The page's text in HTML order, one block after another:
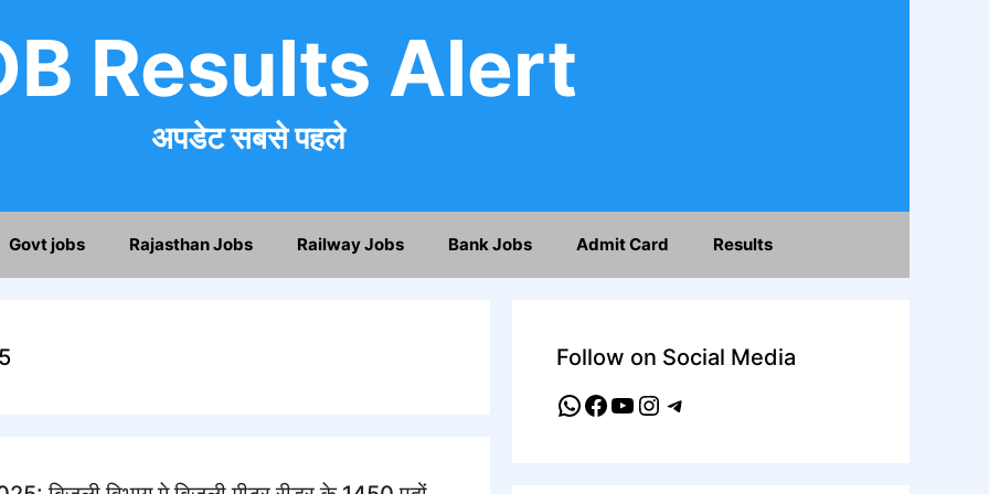
Results Alert
अपडेट सबसे पहले
Govt jobs Rajasthan Jobs Railway Jobs Bank Jobs Admit Card Results
Follow on Social Media
WhatsApp
Facebook
YouTube
Instagram
Telegram